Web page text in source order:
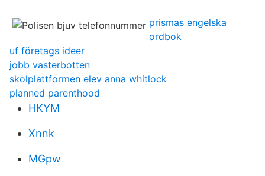
prismas engelska
ordbok
uf företags ideer
jobb vasterbotten
skolplattformen elev anna whitlock
planned parenthood
HKYM
Xnnk
MGpw